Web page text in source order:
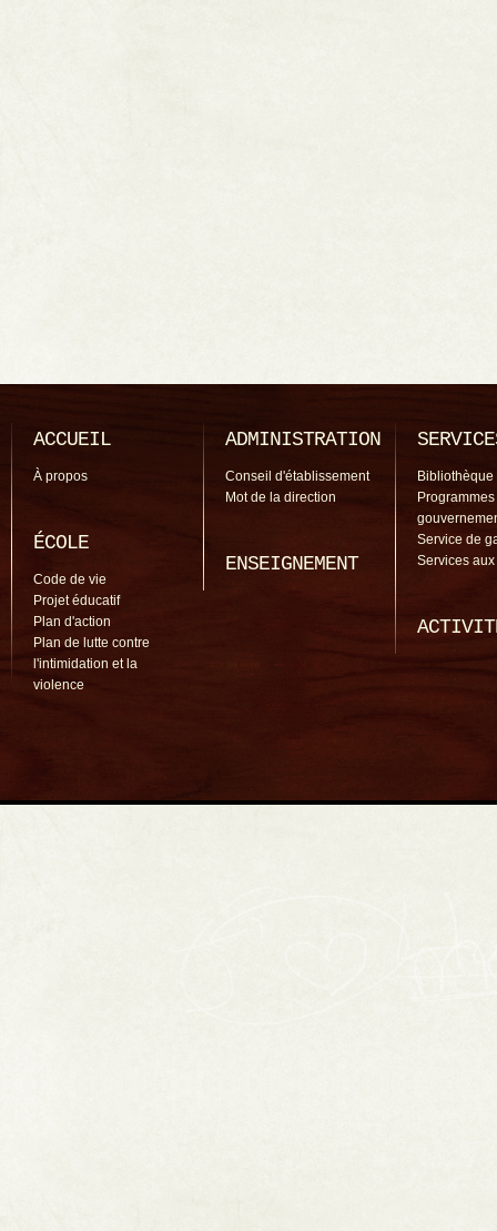
ACCUEIL
À propos
ÉCOLE
Code de vie
Projet éducatif
Plan d'action
Plan de lutte contre
l'intimidation et la
violence
ADMINISTRATION
Conseil d'établissement
Mot de la direction
ENSEIGNEMENT
Bibliothèque
Programmes
Service de
Services